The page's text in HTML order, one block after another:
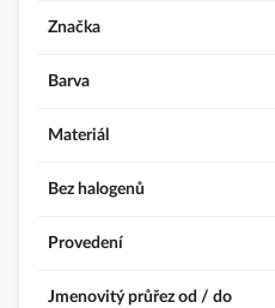
Značka
Barva
Materiál
Bez halogenů
Provedení
Jmenovitý průřez od / do